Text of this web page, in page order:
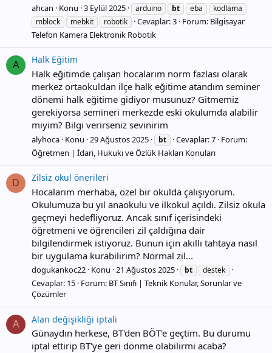
ahcan Konu 3 Eylül 2025 arduino bt eba
kodlama
mblock
mebkit robotik Cevaplar: 3 Forum: Bilgisayar
Telefon Kamera Elektronik Robotik
A Halk Eğitim
Halk eğitimde çalışan hocalarım norm fazlası olarak
merkez ortaokuldan ilçe halk eğitime atandım seminer
dönemi halk eğitime gidiyor musunuz? Gitmemiz
gerekiyorsa semineri merkezde eski okulumda alabilir
miyim? Bilgi verirseniz sevinirim
alyhoca Konu 29 Ağustos 2025 bt Cevaplar: 7 Forum:
Öğretmen | İdari, Hukuki ve Özlük Hakları Konuları
D Zilsiz okul önerileri
Hocalarım merhaba, özel bir okulda çalışıyorum.
Okulumuza bu yıl anaokulu ve ilkokul açıldı. Zilsiz okula
geçmeyi hedefliyoruz. Ancak sınıf içerisindeki
öğretmeni ve öğrencileri zil çaldığına dair
bilgilendirmek istiyoruz. Bunun için akıllı tahtaya nasıl
bir uygulama kurabilirim? Normal zil...
dogukankoc22 Konu 21 Ağustos 2025 bt destek
Cevaplar: 15 Forum: BT Sınıfı | Teknik Konular, Sorunlar ve
Çözümler
A Alan değişikliği iptali
Günaydın herkese, BT'den BÖT'e geçtim. Bu durumu
iptal ettirip BT'ye geri dönme olabilirmi acaba?